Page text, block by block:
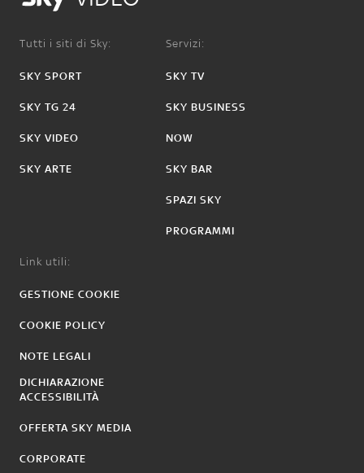
Tutti i siti di Sky:
SKY SPORT
SKY TG 24
SKY VIDEO
SKY ARTE
Servizi:
SKY TV
SKY BUSINESS
NOW
SKY BAR
SPAZI SKY
PROGRAMMI
Link utili:
GESTIONE COOKIE
COOKIE POLICY
NOTE LEGALI
DICHIARAZIONE
ACCESSIBILITÀ
OFFERTA SKY MEDIA
CORPORATE